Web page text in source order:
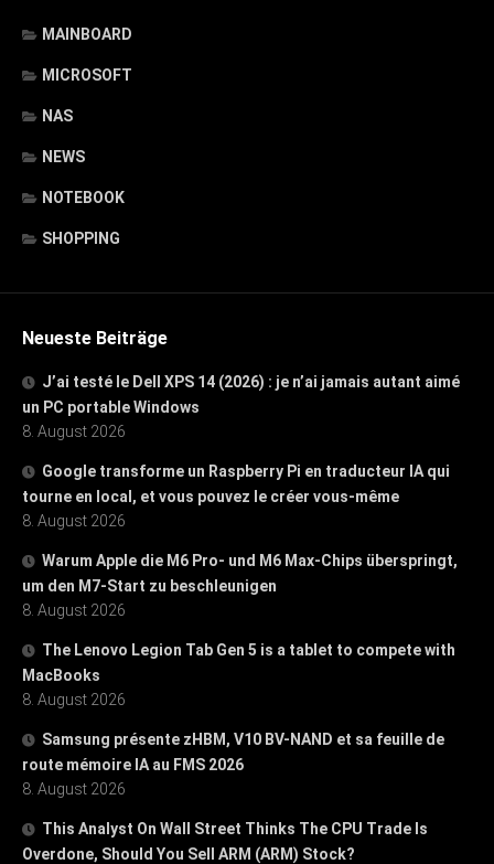
MAINBOARD
MICROSOFT
NAS
NEWS
NOTEBOOK
SHOPPING
Neueste Beiträge
J’ai testé le Dell XPS 14 (2026) : je n’ai jamais autant aimé
un PC portable Windows
8. August 2026
Google transforme un Raspberry Pi en traducteur IA qui
tourne en local, et vous pouvez le créer vous-même
8. August 2026
Warum Apple die M6 Pro- und M6 Max-Chips überspringt,
um den M7-Start zu beschleunigen
8. August 2026
The Lenovo Legion Tab Gen 5 is a tablet to compete with
MacBooks
8. August 2026
Samsung présente zHBM, V10 BV-NAND et sa feuille de
route mémoire IA au FMS 2026
8. August 2026
This Analyst On Wall Street Thinks The CPU Trade Is
Overdone, Should You Sell ARM (ARM) Stock?